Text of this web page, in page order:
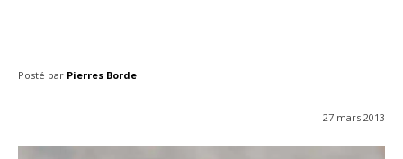
Posté par Pierres Borde
27 mars 2013